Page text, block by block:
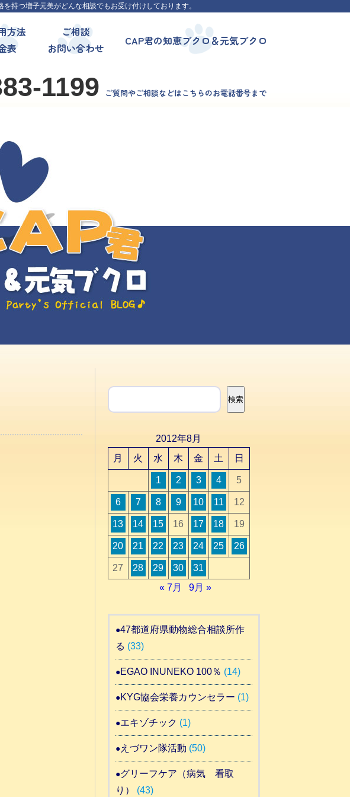
持つ増子元美がどんな相談でもお受け付けしております。
方法
表
ご相談
お問い合わせ
CAP君の知恵ブクロ＆元気ブクロ
1199 ご質問やご相談などはこちらのお電話番号まで
検索
検索
2012年8月
月
火 水 木 金 土 日
1 2 3 4 5
6 7 8 9 10 11 12
13 14 15 16 17 18 19
20 21 22 23 24 25 26
27 28 29 30
31
« 7月
9月 »
47都道府県動物総合相談所作
る (33)
EGAO INUNEKO 100％ (14)
KYG協会栄養カウンセラー (1)
エキゾチック (1)
えづワン隊活動 (50)
グリーフケア（病気 看取
り）
(43)